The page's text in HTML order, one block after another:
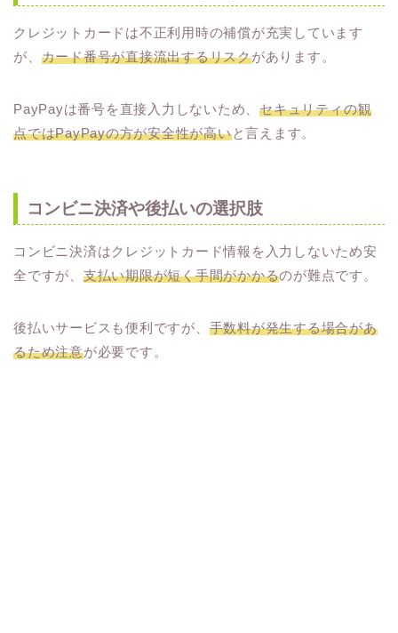
クレジットカードは不正利用時の補償が充実しています
が、 カード番号が直接流出するリスクがあります。
PayPayは番号を直接入力しないため、セキュリティの観
点ではPayPayの方が安全性が高いと言えます。
コンビニ決済や後払いの選択肢
コンビニ決済はクレジットカード情報を入力しないため安
全ですが、 支払い期限が短く手間がかかるのが難点です。
後払いサービスも便利ですが、 手数料が発生する場合があ
るため注意が必要です。